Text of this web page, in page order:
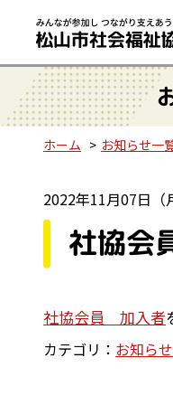
ホーム お知らせ一
2022年11月07日（
社協会
社協会員 加入者
カテゴリ： お知らせ